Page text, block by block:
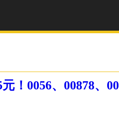
！0056、00878、